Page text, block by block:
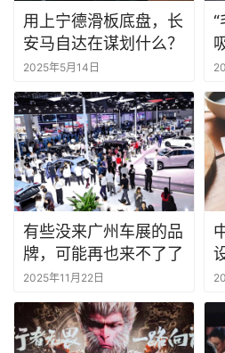
用上宁德滑板底盘，长
安马自达在谋划什么？
2025年5月14日
有些没来广州车展的品
牌，可能再也来不了了
2025年11月22日